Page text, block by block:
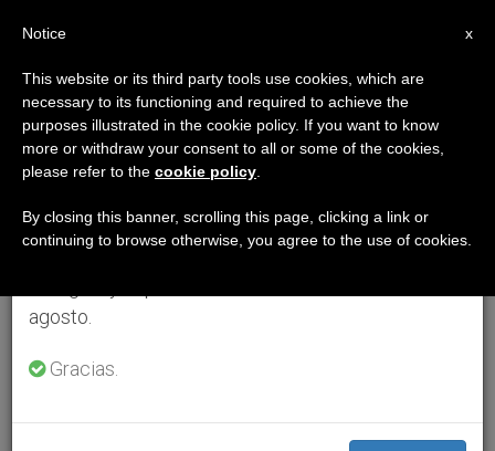
×
Aviso importante
Del 27 de julio al 7 de agosto haremos la pausa
anual, aprovechando que en el periodo de verano
se generan menos informaciones y también el
agosto.
Gracias.
x
Notice
This website or its third party tools use cookies, which are
necessary to its functioning and required to achieve the
purposes illustrated in the cookie policy. If you want to know
more or withdraw your consent to all or some of the cookies,
please refer to the cookie policy
By closing this banner, scrolling this page, clicking a link or
continuing to browse otherwise, you agree to the use of cookies.